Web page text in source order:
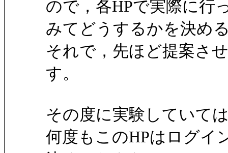
ので，各HPで実際に行
みてどうするかを決め
それで，先ほど提案さ
す。
その度に実験していて
何度もこのHPはログイ